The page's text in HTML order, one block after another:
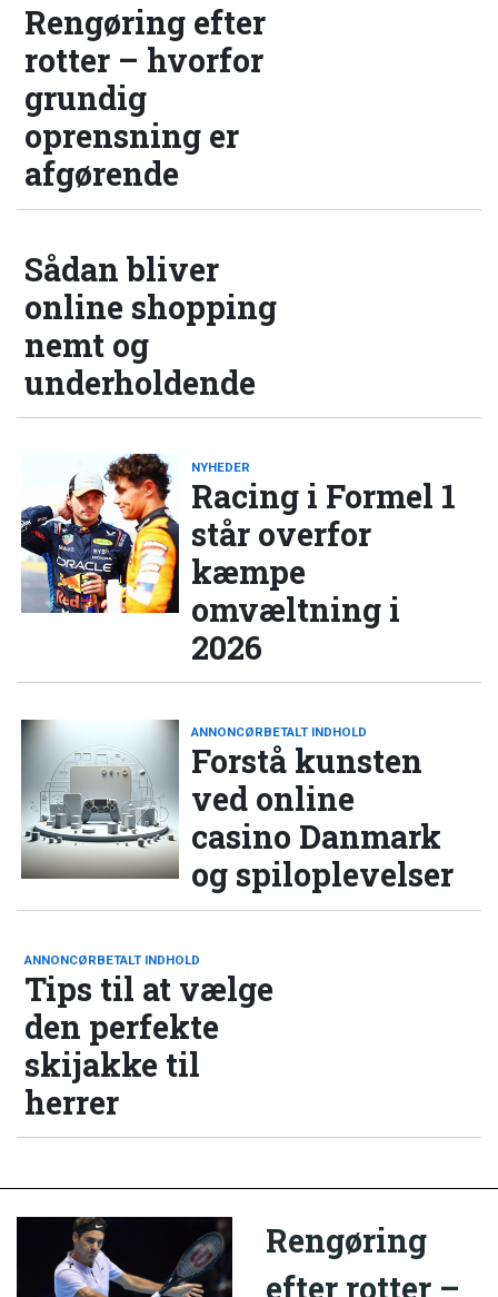
Rengøring efter
rotter – hvorfor
grundig
oprensning er
afgørende
Sådan bliver
online shopping
nemt og
underholdende
NYHEDER
Racing i Formel 1
står overfor
kæmpe
omvæltning i
2026
ANNONCØRBETALT INDHOLD
Forstå kunsten
ved online
casino Danmark
og spiloplevelser
ANNONCØRBETALT INDHOLD
Tips til at vælge
den perfekte
skijakke til
herrer
Rengøring
efter rotter –